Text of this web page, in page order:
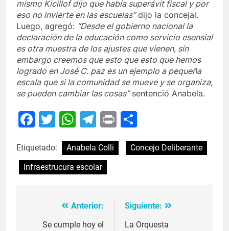
mismo Kicillof dijo que había superávit fiscal y por
eso no invierte en las escuelas”dijo la concejal.
Luego, agregó: “Desde el gobierno nacional la
declaración de la educación como servicio esensial
es otra muestra de los ajustes que vienen, sin
embargo creemos que esto que esto que hemos
logrado en José C. paz es un ejemplo a pequeña
escala que si la comunidad se mueve y se organiza,
se pueden cambiar las cosas”sentenció Anabela.
Facebook
Twitter
WhatsApp
Telegram
Print
Etiquetado: Anabela Colli
Concejo Deliberante
Infraestrucura escolar
Navegación
Anterior:
Se cumple hoy el
Siguiente:
La Orquesta